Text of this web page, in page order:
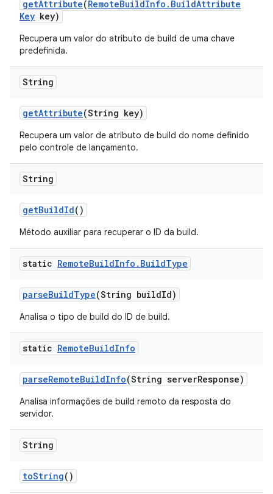
getAttribute(RemoteBuildInfo . BuildAttribute
Key key)
Recupera um valor do atributo de build de uma chave
predefinida.
String
getAttribute(String key)
Recupera um valor de atributo de build do nome definido
pelo controle de lançamento.
String
getBuildId()
Método auxiliar para recuperar o ID da build.
static RemoteBuildInfo . BuildType
parseBuildType(String buildId)
Analisa o tipo de build do ID de build.
static RemoteBuildInfo
parseRemoteBuildInfo(String serverResponse)
Analisa informações de build remoto da resposta do
servidor.
String
toString()